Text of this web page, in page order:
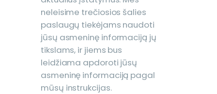
neleisime trečiosios šalies
paslaugų tiekėjams naudoti
jūsų asmeninę informaciją jų
tikslams, ir jiems bus
leidžiama apdoroti jūsų
asmeninę informaciją pagal
mūsų instrukcijas.